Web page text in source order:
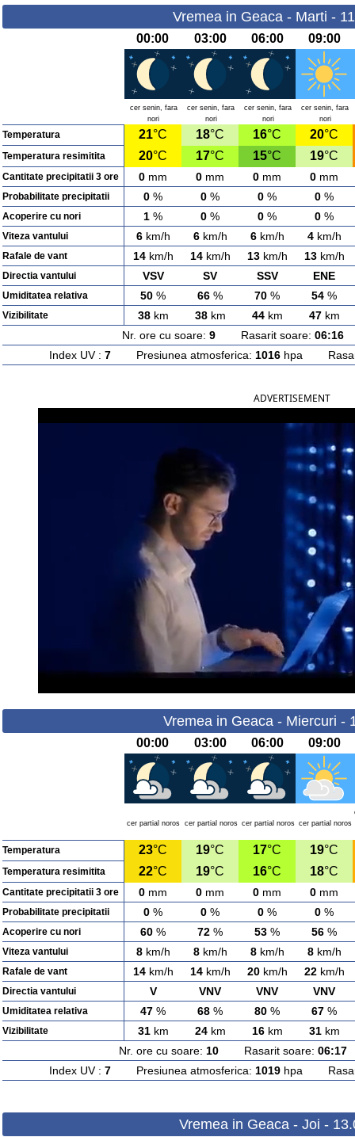
Vremea in Geaca - Marti -
00:00 03:00 06:00 09:00
cer senin, fara
nori
cer senin, fara
nori
cer senin, fara
nori
cer senin, fara
nori
Temperatura 21°C 18°C 16°C 20°C
Temperatura resimitita 20°C 17°C 15°C 19°C
Cantitate precipitatii 3 ore 0 mm 0 mm 0 mm 0 mm
Probabilitate precipitatii 0 % 0 % 0 % 0 %
Acoperire cu nori 1 % 0 % 0 % 0 %
Viteza vantului 6km/h 6km/h 6km/h 4km/h
Rafale de vant 14km/h 14km/h 13km/h 13km/h
Directia vantului VSV SV SSV ENE
Umiditatea relativa 50 % 66 % 70 % 54 %
Vizibilitate 38km 38km 44km 47km
Nr. ore cu soare: 9Rasarit soare: 06:16
Index UV : 7Presiunea atmosferica: 1016hpa
ADVERTISEMENT
Vremea in Geaca - Miercuri -
00:00 03:00 06:00 09:00
cer partial noros cer partial noros cer partial noros cer partial noros
Temperatura 23°C 19°C 17°C 19°C
Temperatura resimitita 22°C 19°C 16°C 18°C
Cantitate precipitatii 3 ore 0 mm 0 mm 0 mm 0 mm
Probabilitate precipitatii 0 % 0 % 0 % 0 %
Acoperire cu nori 60 % 72 % 53 % 56 %
Viteza vantului 8km/h 8km/h 8km/h 8km/h
Rafale de vant 14km/h 14km/h 20km/h 22km/h
Directia vantului V VNV VNV VNV
Umiditatea relativa 47 % 68 % 80 % 67 %
Vizibilitate 31km 24km 16km 31km
Nr. ore cu soare: 10Rasarit soare: 06:17
Index UV : 7Presiunea atmosferica: 1019hpa
Vremea in Geaca - Joi -